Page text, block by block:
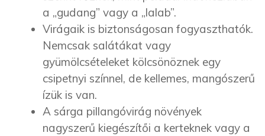
a „gudang” vagy a „lalab”.
Virágaik is biztonságosan fogyaszthatók.
Nemcsak salátákat vagy
gyümölcsételeket kölcsönöznek egy
csipetnyi színnel, de kellemes, mangószerű
ízük is van.
A sárga pillangóvirág növények
nagyszerű kiegészítői a kerteknek vagy a